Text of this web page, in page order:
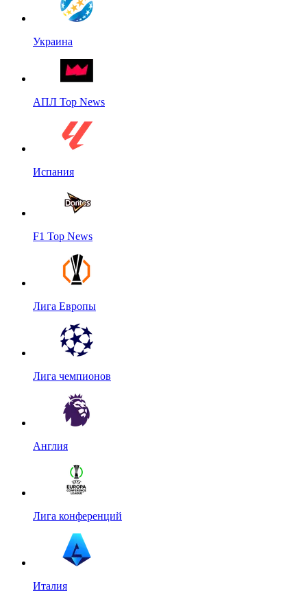
Украина
АПЛ Top News
Испания
F1 Top News
Лига Европы
Лига чемпионов
Англия
Лига конференций
Италия